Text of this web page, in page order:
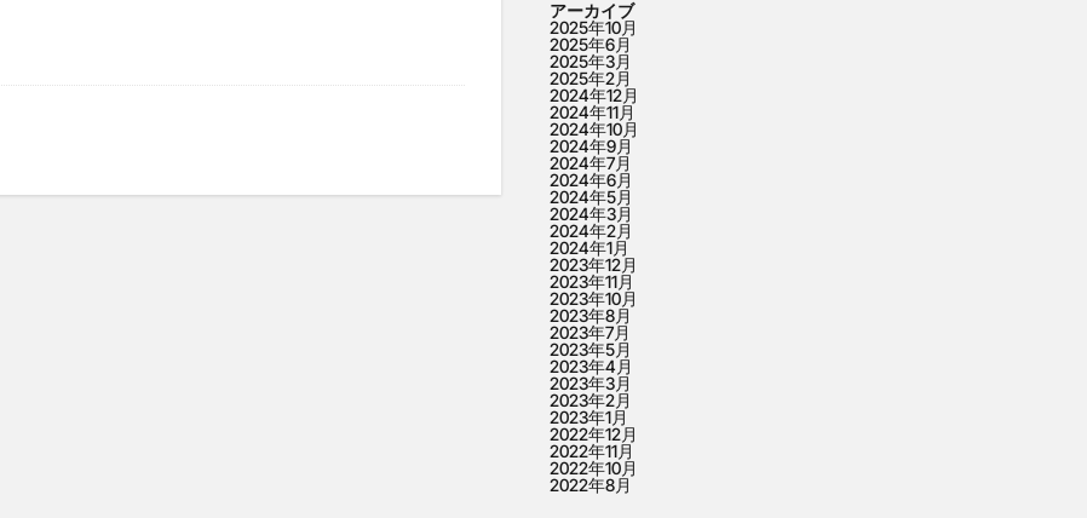
アーカイブ
2025年10月
2025年6月
2025年3月
2025年2月
2024年12月
2024年11月
2024年10月
2024年9月
2024年7月
2024年6月
2024年5月
2024年3月
2024年2月
2024年1月
2023年12月
2023年11月
2023年10月
2023年8月
2023年7月
2023年5月
2023年4月
2023年3月
2023年2月
2023年1月
2022年12月
2022年11月
2022年10月
2022年8月